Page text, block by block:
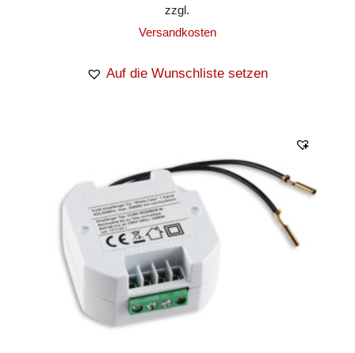
zzgl.
Versandkosten
Auf die Wunschliste setzen